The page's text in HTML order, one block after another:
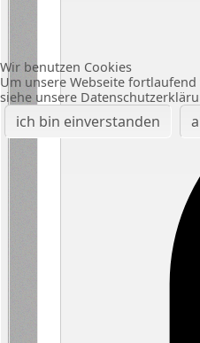
Wir benutzen Cookies
Um unsere Webseite
siehe unsere
ich bin einverstanden